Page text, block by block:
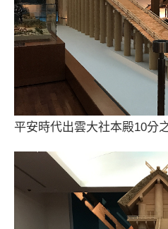
平安時代出雲大社本殿10分